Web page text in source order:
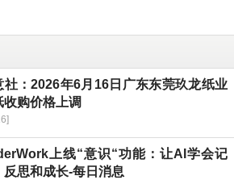
社：2026年6月16日广东东莞玖龙纸业
收购价格上调
上线“意识“功能：让AI学会记
反思和成长-每日消息